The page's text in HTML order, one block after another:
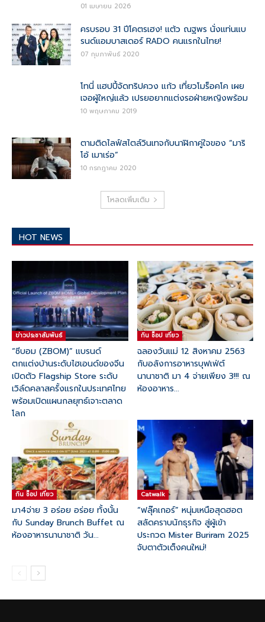
01 เมษายน 2026
ครบรอบ 31 ปีโคตรเฮง! แต้ว ณฐพร นั่งแท่นแบ
รนด์แอมบาสเดอร์ RADO คนแรกในไทย!
07 กุมภาพันธ์ 2020
โทนี่ แฮปปี้จัดทริปควง แก้ว เที่ยวโมร็อคโค เผย
เจอผู้ใหญ่แล้ว เปรยอยากแต่งรอฝ่ายหญิงพร้อม
10 พฤษภาคม 2019
ตามติดไลฟ์สไตล์วินเทจกับนาฬิกาคู่ใจของ “มาริ
โอ้ เมาเร่อ”
10 กรกฎาคม 2020
โหลดเพิ่มเติม
HOT NEWS
ข่าวประชาสัมพันธ์
“ซีบอม (ZBOM)” แบรนด์
ตกแต่งบ้านระดับไฮเอนด์ของจีน
เปิดตัว Flagship Store ระดับ
เวิล์ดคลาสครั้งแรกในประเทศไทย
พร้อมเปิดแผนกลยุทธ์เจาะตลาด
โลก
กิน ช๊อป เที่ยว
ฉลองวันแม่ 12 สิงหาคม 2563
กับอลังการอาหารบุฟเฟ่ต์
นานาชาติ มา 4 จ่ายเพียง 3!!! ณ
ห้องอาหาร...
กิน ช๊อป เที่ยว
มา4จ่าย 3 อร่อย อร่อย ทั้งนั้น
กับ Sunday Brunch Buffet ณ
ห้องอาหารนานาชาติ วัน...
Catwalk
“ฟลุ๊คเกอร์” หนุ่มเหนือสุดฮอต
สลัดคราบนักธุรกิจ สู่ผู้เข้า
ประกวด Mister Buriram 2025
จับตาตัวเต็งคนใหม่!